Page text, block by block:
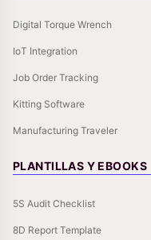
Digital Torque Wrench
IoT Integration
Job Order Tracking
Kitting Software
Manufacturing Traveler
PLANTILLAS Y EBOOKS
5S Audit Checklist
8D Report Template